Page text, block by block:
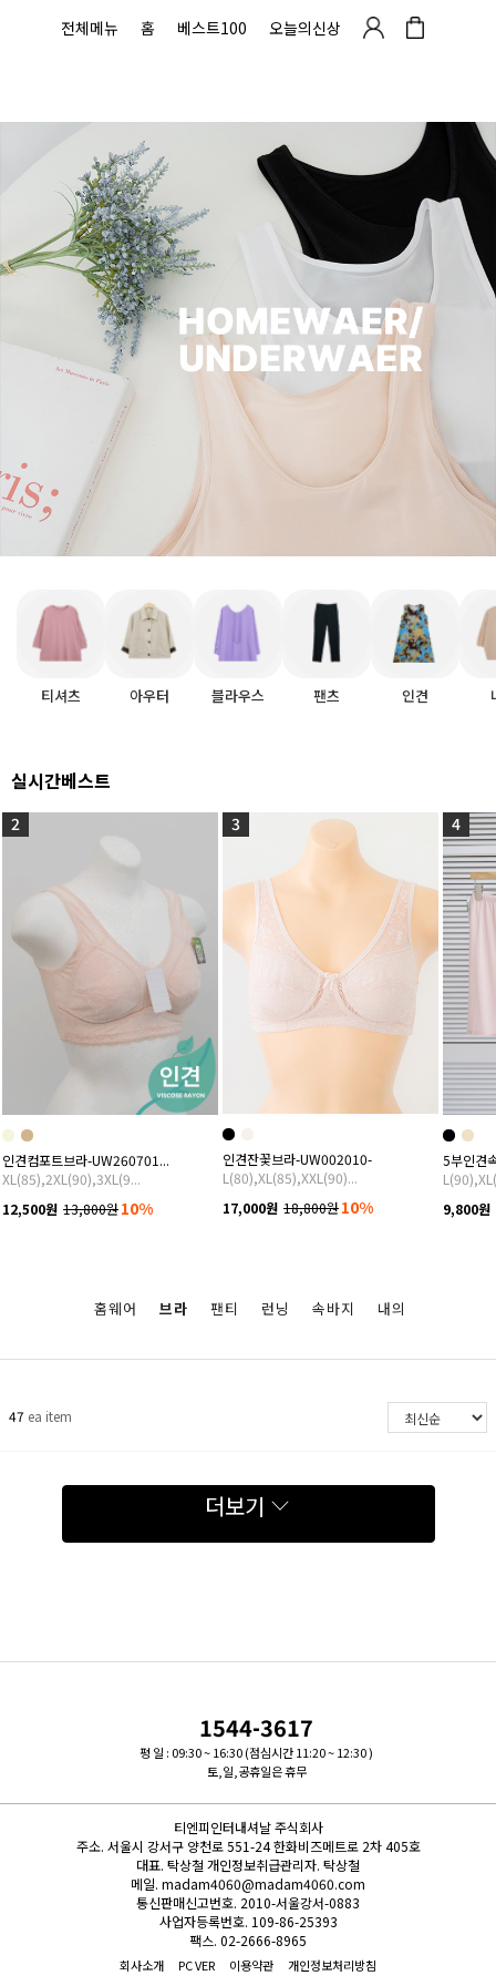
전체메뉴 홈 베스트100 오늘의신상
티셔츠 아우터 블라우스 팬츠 인견
실시간베스트
2
인견컴포트브라-UW260701...
XL(85),2XL(90),3XL(9...
12,500원 13,800원10%
3
인견잔꽃브라-UW002010-
L(80),XL(85),XXL(90)...
17,000원 18,800원10%
4
5부인견
9,800원
홈웨어 브라 팬티 런닝 속바지 내의
47 ea item
더보기
1544-3617
평 일 : 09:30 ~ 16:30 (점심시간 11:20 ~ 12:30 )
토,일,공휴일은 휴무
티엔피인터내셔날 주식회사
주소. 서울시 강서구 양천로 551-24 한화비즈메트로 2차 405호
대표. 탁상철 개인정보취급관리자. 탁상철
메일. madam4060@madam4060.com
통신판매신고번호. 2010-서울강서-0883
사업자등록번호. 109-86-25393
팩스. 02-2666-8965
회사소개 PC VER 이용약관 개인정보처리방침